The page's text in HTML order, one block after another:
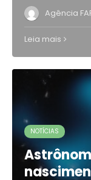
Agência
Leia mais
NOTÍCIAS